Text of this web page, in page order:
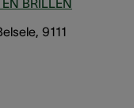
BRILLEN
9111